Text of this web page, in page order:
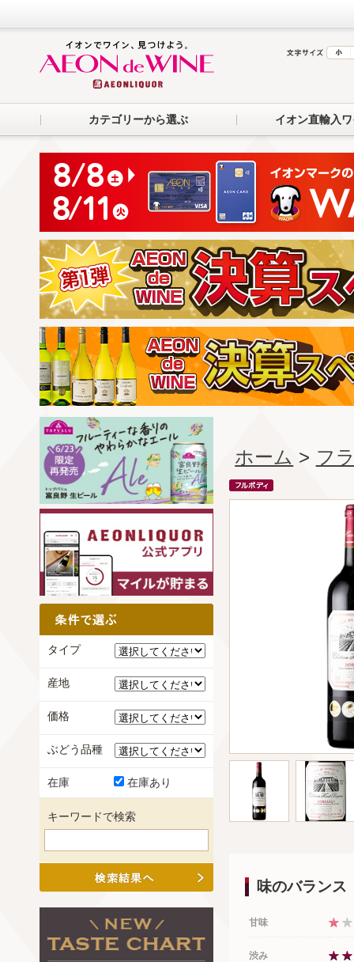
カテゴリーから選ぶ イオン直輸入
ホーム > フ
味のバランス
甘味
渋み
タイプ
産地
価格
ぶどう品種
在庫 在庫あり
キーワードで検索